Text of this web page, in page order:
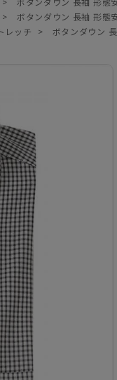
>
ボタンダウン 長袖 形態
レッチ
> ボタンダウン